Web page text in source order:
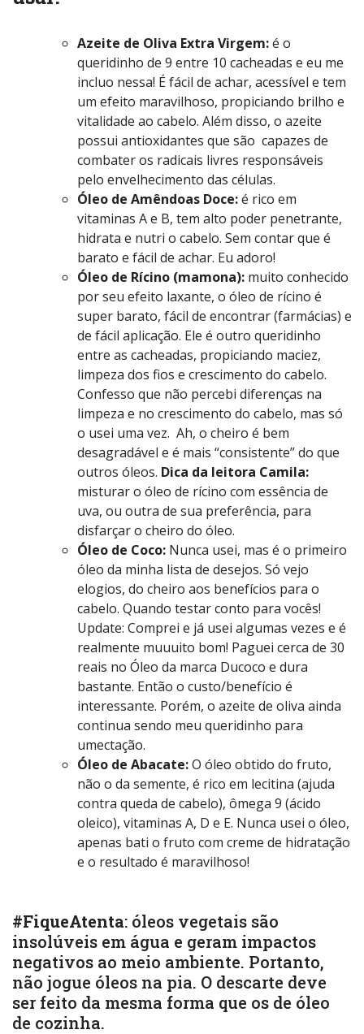
Azeite de Oliva Extra Virgem:é o
queridinho de 9 entre 10 cacheadas e eu me
incluo nessa! É fácil de achar, acessível e tem
um efeito maravilhoso, propiciando brilho e
vitalidade ao cabelo. Além disso, o azeite
possui antioxidantes que são capazes de
combater os radicais livres responsáveis
pelo envelhecimento das células.
Óleo de Amêndoas Doce:é rico em
vitaminas A e B, tem alto poder penetrante,
hidrata e nutri o cabelo. Sem contar que é
barato e fácil de achar. Eu adoro!
Óleo de Rícino (mamona): muito conhecido
por seu efeito laxante, o óleo de rícino é
super barato, fácil de encontrar (farmácias) e
de fácil aplicação. Ele é outro queridinho
entre as cacheadas, propiciando maciez,
limpeza dos fios e crescimento do cabelo.
Confesso que não percebi diferenças na
limpeza e no crescimento do cabelo, mas só
o usei uma vez. Ah, o cheiro é bem
desagradável e é mais “consistente” do que
outros óleos. Dica da leitora Camila:
misturar o óleo de rícino com essência de
uva, ou outra de sua preferência, para
disfarçar o cheiro do óleo.
Óleo de Coco: Nunca usei, mas é o primeiro
óleo da minha lista de desejos. Só vejo
elogios, do cheiro aos benefícios para o
cabelo. Quando testar conto para vocês!
Update: Comprei e já usei algumas vezes e é
realmente muuuito bom! Paguei cerca de 30
reais no Óleo da marca Ducoco e dura
bastante. Então o custo/benefício é
interessante. Porém, o azeite de oliva ainda
continua sendo meu queridinho para
umectação.
Óleo de Abacate:O óleo obtido do fruto,
não o da semente, é rico em lecitina (ajuda
contra queda de cabelo), ômega 9 (ácido
oleico), vitaminas A, D e E. Nunca usei o óleo,
apenas bati o fruto com creme de hidratação
e o resultado é maravilhoso!
#FiqueAtenta: óleos vegetais são
insolúveis em água e geram impactos
negativos ao meio ambiente. Portanto,
não jogue óleos na pia. O descarte deve
ser feito da mesma forma que os de óleo
de cozinha.